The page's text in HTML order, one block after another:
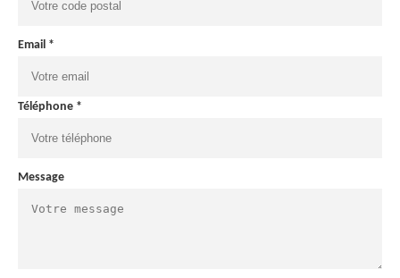
Email *
Téléphone *
Message